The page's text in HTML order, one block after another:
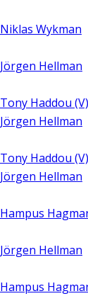
Niklas Wykman
Jörgen Hellman
Tony Haddou (V)
Jörgen Hellman
Tony Haddou (V)
Jörgen Hellman
Hampus
Jörgen Hellman
Hampus